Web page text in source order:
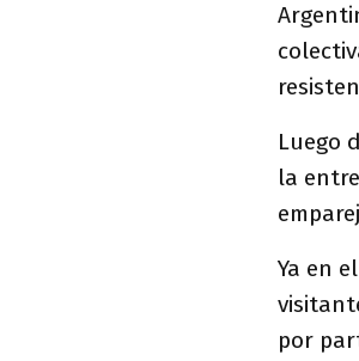
Luego
la
Ya en
por